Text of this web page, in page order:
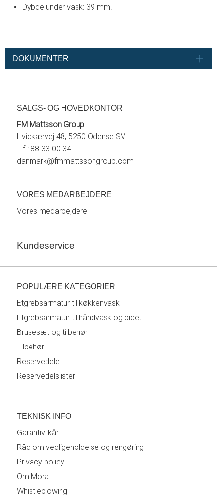
Dybde under vask: 39 mm.
DOKUMENTER
SALGS- OG HOVEDKONTOR
FM Mattsson Group
Hvidkærvej 48, 5250 Odense SV
Tlf.: 88 33 00 34
danmark@fmmattssongroup.com
VORES MEDARBEJDERE
Vores medarbejdere
Kundeservice
POPULÆRE KATEGORIER
Etgrebsarmatur til køkkenvask
Etgrebsarmatur til håndvask og bidet
Brusesæt og tilbehør
Tilbehør
Reservedele
Reservedelslister
TEKNISK INFO
Garantivilkår
Råd om vedligeholdelse og rengøring
Privacy policy
Om Mora
Whistleblowing